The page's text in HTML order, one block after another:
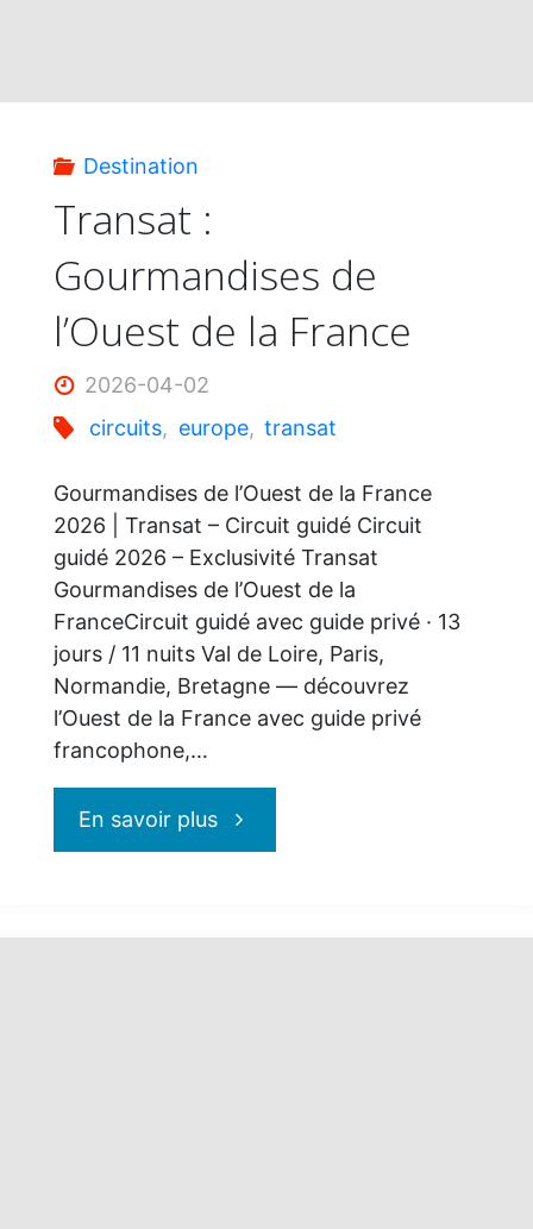
Destination
Transat :
Gourmandises de
l’Ouest de la France
2026-04-02
circuits, europe, transat
Gourmandises de l’Ouest de la France
2026 | Transat – Circuit guidé Circuit
guidé 2026 – Exclusivité Transat
Gourmandises de l’Ouest de la
FranceCircuit guidé avec guide privé · 13
jours / 11 nuits Val de Loire, Paris,
Normandie, Bretagne — découvrez
l’Ouest de la France avec guide privé
francophone,…
En savoir plus"Transat